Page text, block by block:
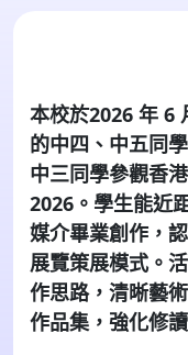
本校於2026 年 6
的中四、中五同
中三同學參觀香
2026。學生能近
媒介畢業創作，
展覽策展模式。
作思路，清晰藝
作品集，強化修